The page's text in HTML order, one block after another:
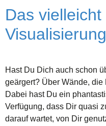
Das
Hast Du Dich auch schon
geärgert? Über Wände,
Dabei hast Du ein
Verfügung, dass Dir quasi
darauf wartet, von Dir